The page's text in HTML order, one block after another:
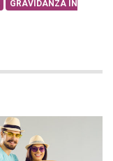
GRAVIDANZA IN